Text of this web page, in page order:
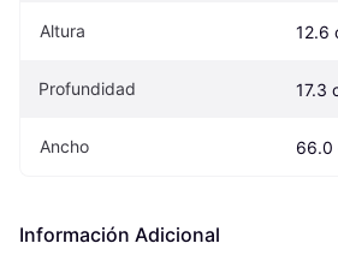
Altura 12.6
Profundidad 17.3
Ancho 66.0
Información Adicional